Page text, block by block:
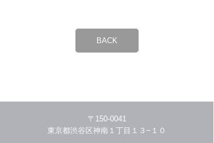
BACK
〒150-0041
東京都渋谷区神南１丁目１３−１０